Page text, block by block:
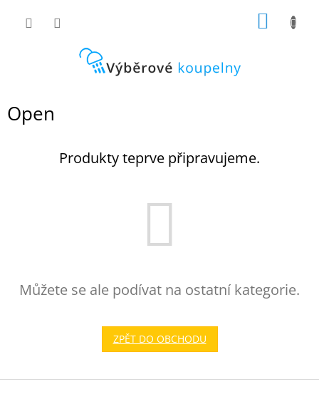
Open
Produkty teprve připravujeme.
Můžete se ale podívat na ostatní kategorie.
ZPĚT DO OBCHODU
Z